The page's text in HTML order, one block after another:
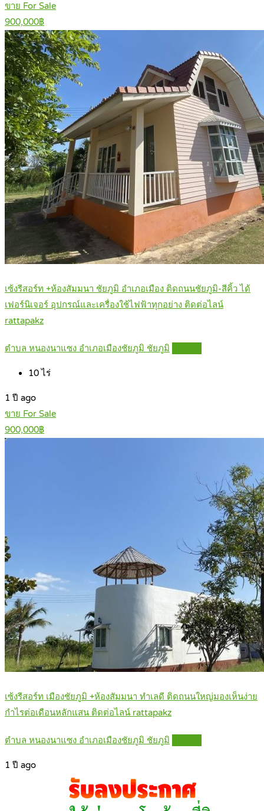
ขาย For Sale
900,000฿
เซ้งรีสอร์ท +ห้องสัมมนา ชัยภูมิ อำเภอเมือง ติดถนนชัยภูมิ-สีคิ้ว ได้
เฟอร์นิเจอร์ อุปกรณ์และเครื่องใช้ไฟฟ้าทุกอย่าง ติดต่อไลน์
rattapakz
ตำบล หนองนาแซง อำเภอเมืองชัยภูมิ ชัยภูมิ
10 ไร่
1 ปี ago
ขาย For Sale
900,000฿
เซ้งรีสอร์ท เมืองชัยภูมิ +ห้องสัมมนา ทำเลดี ติดถนนใหญ่มองเห็นง่าย
กำไรต่อเดือนหลักแสน ติดต่อไลน์ rattapakz
ตำบล หนองนาแซง อำเภอเมืองชัยภูมิ ชัยภูมิ
1 ปี ago